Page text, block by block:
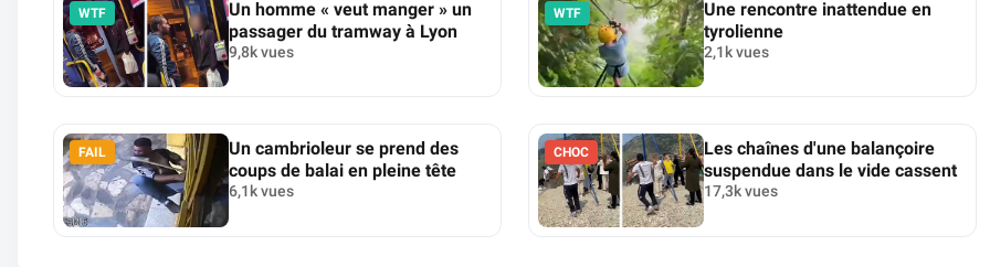
WTF
Un homme « veut manger » un
passager du tramway à Lyon
9,8k vues
WTF
Une rencontre inattendue en
tyrolienne
2,1k vues
FAIL
Un cambrioleur se prend des
coups de balai en pleine tête
6,1k vues
CHOC
Les chaînes d'une balançoire
suspendue dans le vide cassent
17,3k vues